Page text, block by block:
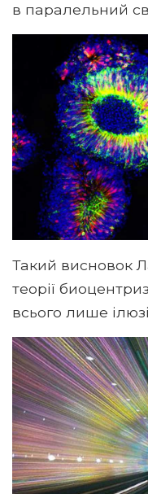
в паралельний
Такий висновок
теорії
всього лише